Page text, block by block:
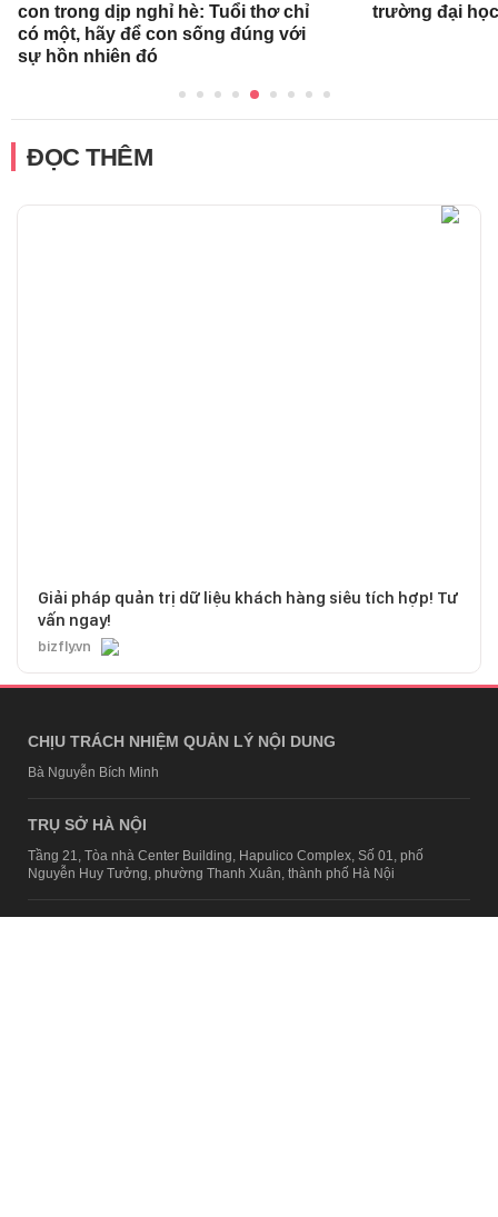
con trong dịp nghỉ hè: Tuổi thơ chỉ
có một, hãy để con sống đúng với
sự hồn nhiên đó
trường đại
ĐỌC THÊM
Giải pháp quản trị dữ liệu khách hàng siêu tích hợp! Tư
vấn ngay!
bizfly.vn
CHỊU TRÁCH NHIỆM QUẢN LÝ NỘI DUNG
Bà Nguyễn Bích Minh
TRỤ SỞ HÀ NỘI
Tầng 21, Tòa nhà Center Building, Hapulico Complex, Số 01, phố
Nguyễn Huy Tưởng, phường Thanh Xuân, thành phố Hà Nội